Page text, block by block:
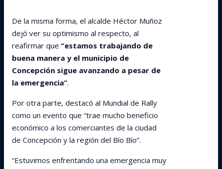
De la misma forma, el alcalde Héctor Muñoz
dejó ver su optimismo al respecto, al
reafirmar que “estamos trabajando de
buena manera y el municipio de
Concepción sigue avanzando a pesar de
la emergencia”.
Por otra parte, destacó al Mundial de Rally
como un evento que “trae mucho beneficio
económico a los comerciantes de la ciudad
de Concepción y la región del Bío Bío”.
“Estuvimos enfrentando una emergencia muy